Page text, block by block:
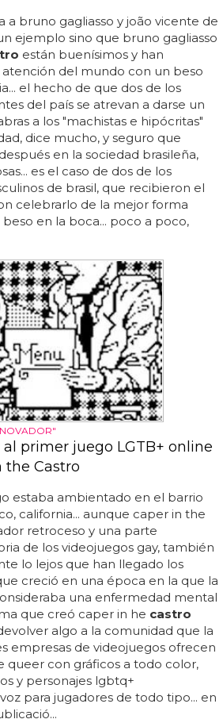
a bruno gagliasso y joão vicente de
ejemplo sino que bruno gagliasso
están buenísimos y han
del mundo con un beso
el hecho de que dos de los
del país se atrevan a darse un
a los "machistas e hipócritas"
dice mucho, y seguro que
en la sociedad brasileña,
es el caso de dos de los
de brasil, que recibieron el
celebrarlo de la mejor forma
en la boca... poco a poco,
primer juego LGTB+ online
the Castro
estaba ambientado en el barrio
california... aunque caper in the
retroceso y una parte
de los videojuegos gay, también
lo lejos que han llegado los
creció en una época en la que la
una enfermedad mental
que creó caper in he castro
algo a la comunidad que la
empresas de videojuegos ofrecen
con gráficos a todo color,
y personajes lgbtq+
para jugadores de todo tipo... en